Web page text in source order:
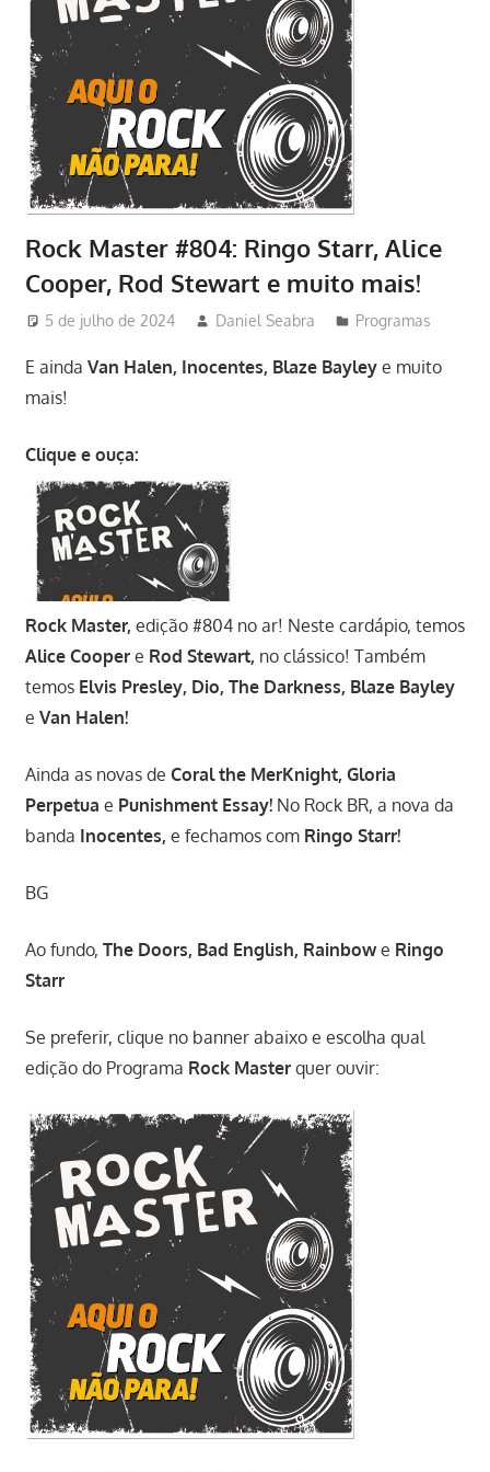
Rock Master #804: Ringo Starr, Alice
Cooper, Rod Stewart e muito mais!
5 de julho de 2024 Daniel Seabra Programas
E ainda Van Halen, Inocentes, Blaze Bayleye muito
mais!
Clique e ouça:
Rock Master, edição #804 no ar! Neste cardápio, temos
Alice Coopere Rod Stewart, no clássico! Também
temos Elvis Presley, Dio, The Darkness, Blaze Bayley
e Van Halen!
Ainda as novas de Coral the MerKnight, Gloria
Perpetua e Punishment Essay!No Rock BR, a nova da
banda Inocentes, e fechamos com Ringo Starr!
BG
Ao fundo, The Doors, Bad English, Rainbowe Ringo
Starr
Se preferir, clique no banner abaixo e escolha qual
edição do Programa Rock Masterquer ouvir: